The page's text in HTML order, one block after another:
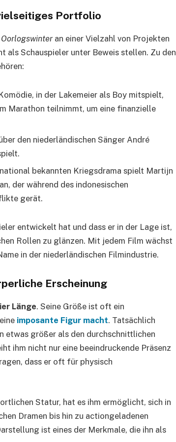
Portfolio
Oorlogswinteran einer Vielzahl von Projekten
als Schauspieler unter Beweis stellen. Zu den
in der Lakemeier als Boy mitspielt,
Marathon teilnimmt, um eine finanzielle
den niederländischen Sänger André
bekannten Kriegsdrama spielt Martijn
der während des indonesischen
gerät.
entwickelt hat und dass er in der Lage ist,
Rollen zu glänzen. Mit jedem Film wächst
in der niederländischen Filmindustrie.
Erscheinung
Länge. Seine Größe ist oft ein
imposante Figur macht. Tatsächlich
etwas größer als den durchschnittlichen
ihm nicht nur eine beeindruckende Präsenz
dass er oft für physisch
Statur, hat es ihm ermöglicht, sich in
Dramen bis hin zu actiongeladenen
ist eines der Merkmale, die ihn als